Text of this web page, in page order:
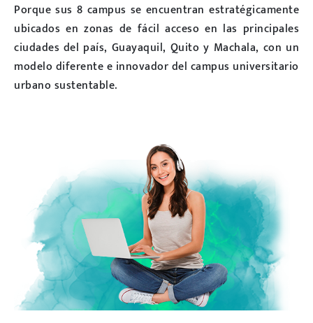
Porque sus 8 campus se encuentran estratégicamente
ubicados en zonas de fácil acceso en las principales
ciudades del país, Guayaquil, Quito y Machala, con un
modelo diferente e innovador del campus universitario
urbano sustentable.